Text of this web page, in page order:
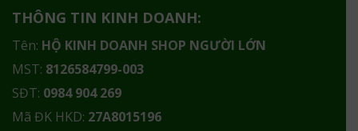
THÔNG TIN KINH DOANH:
Tên: HỘ KINH DOANH SHOP NGƯỜI LỚN
MST: 8126584799-003
SĐT: 0984 904 269
Mã ĐK HKD: 27A8015196